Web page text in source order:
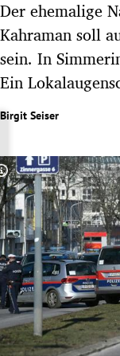
Untermenü
Untermenü
Untermenü
Untermenü
Untermenü
Untermenü
Der ehemalige
Kahraman soll
sein. In
Ein
Birgit Seiser
Copyright-Hinweis